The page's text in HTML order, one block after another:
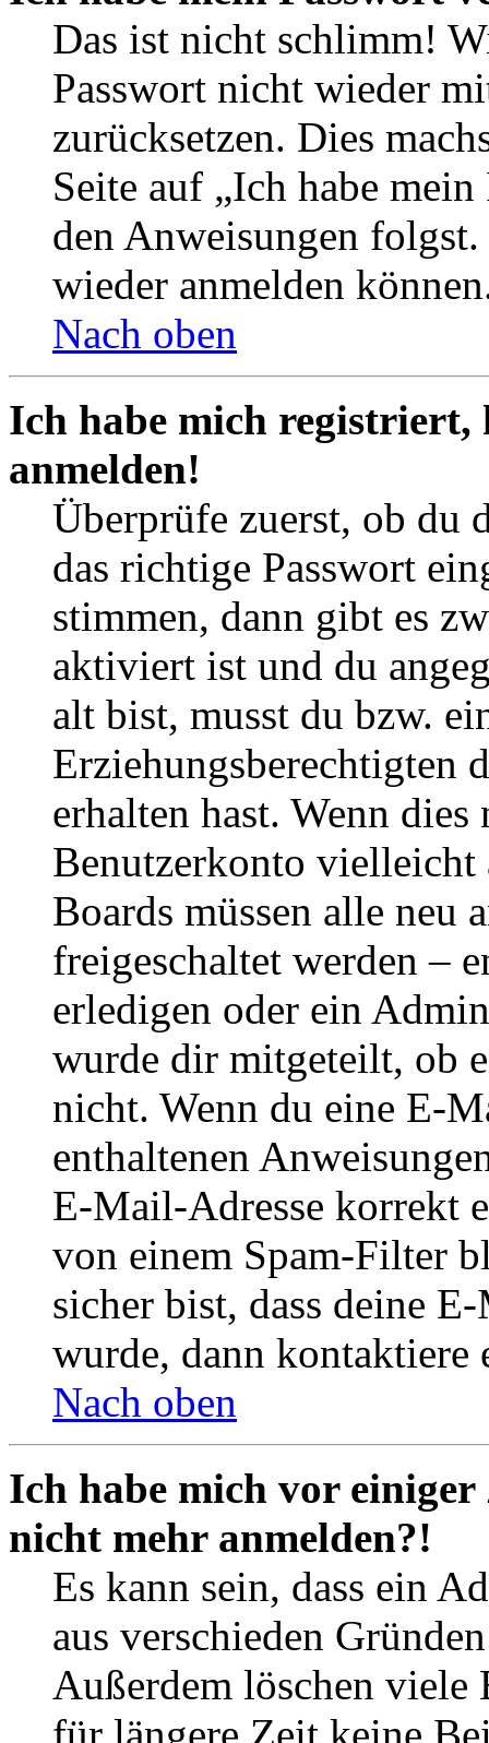
Das ist nicht schlimm!
Passwort nicht wieder
zurücksetzen. Dies
Seite auf „Ich habe
den Anweisungen
wieder anmelden
Nach oben
Ich habe mich
anmelden!
Überprüfe zuerst, ob du
das richtige Passwort
stimmen, dann gibt es
aktiviert ist und du
alt bist, musst du bzw.
Erziehungsberechtigten
erhalten hast. Wenn
Benutzerkonto
Boards müssen alle neu
freigeschaltet werden –
erledigen oder ein
wurde dir mitgeteilt, ob
nicht. Wenn du eine E-
enthaltenen
E-Mail-Adresse korrekt
von einem Spam-Filter
sicher bist, dass deine
wurde, dann kontaktiere
Nach oben
Ich habe mich vor
nicht mehr anmelden?!
Es kann sein, dass ein
aus verschieden
Außerdem löschen viele